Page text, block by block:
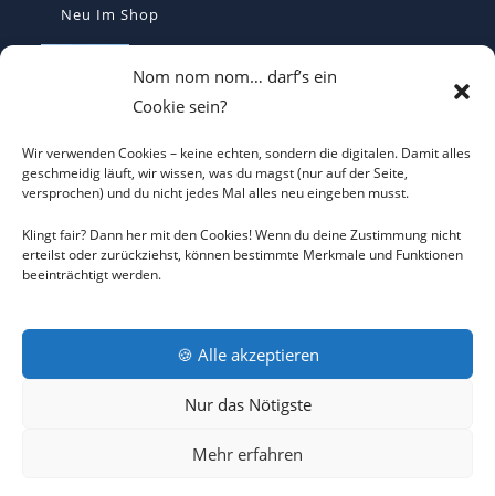
Nom nom nom… darf’s ein
Cookie sein?
Wir verwenden Cookies – keine echten, sondern die digitalen. Damit alles
geschmeidig läuft, wir wissen, was du magst (nur auf der Seite,
versprochen) und du nicht jedes Mal alles neu eingeben musst.
Klingt fair? Dann her mit den Cookies! Wenn du deine Zustimmung nicht
erteilst oder zurückziehst, können bestimmte Merkmale und Funktionen
beeinträchtigt werden.
🍪 Alle akzeptieren
Nur das Nötigste
Mehr erfahren
Neu Im Shop
Hysterikern für Schnappatmung
€22,00
Casquette Je Suis Marine – Trucker Cap
€19,70
ICH WILL KEINEN KRIEG Trucker Cap –
€19,70
DATENSCHUTZERKLÄRUNG
RÜCKNAHMEBEDINGUNGEN